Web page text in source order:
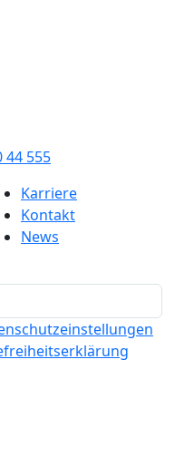
44 555
Karriere
Kontakt
News